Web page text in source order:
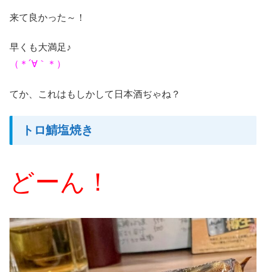
来て良かった～！
早くも大満足♪
（＊´∀｀＊）
てか、これはもしかして日本酒ぢゃね？
トロ鯖塩焼き
どーん！